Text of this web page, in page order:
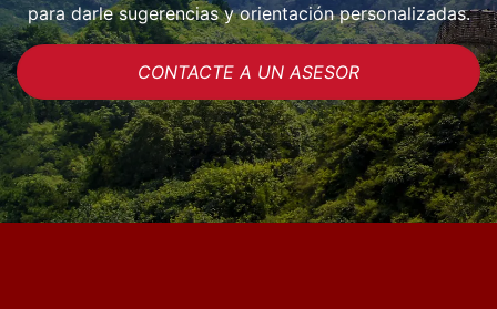
para darle sugerencias y orientación personalizadas.
CONTACTE A UN ASESOR